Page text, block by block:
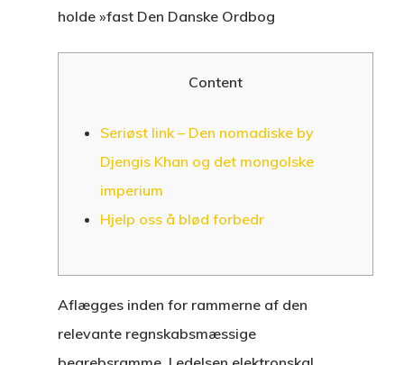
holde »fast Den Danske Ordbog
Content
Seriøst link – Den nomadiske by
Djengis Khan og det mongolske
imperium
Hjelp oss å blød forbedr
Aflægges inden for rammerne af den
relevante regnskabsmæssige